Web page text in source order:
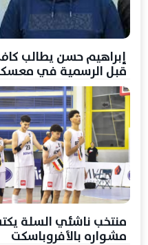
إبراهيم حسن يطالب كاف
قبل الرسمية في
منتخب ناشئي السلة
مشواره بالأفروباسكت